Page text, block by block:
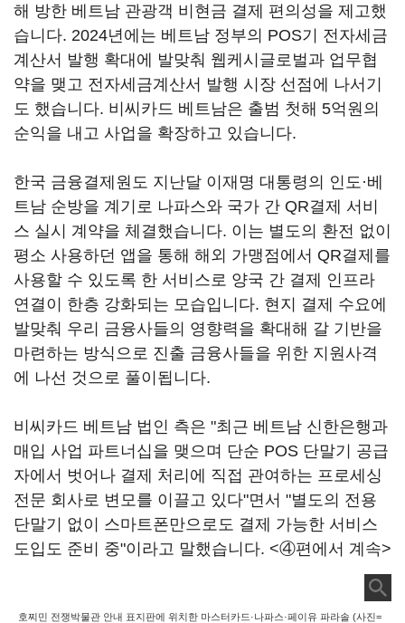
해 방한 베트남 관광객 비현금 결제 편의성을 제고했
습니다. 2024년에는 베트남 정부의 POS기 전자세금
계산서 발행 확대에 발맞춰 웹케시글로벌과 업무협
약을 맺고 전자세금계산서 발행 시장 선점에 나서기
도 했습니다. 비씨카드 베트남은 출범 첫해 5억원의
순익을 내고 사업을 확장하고 있습니다.
한국 금융결제원도 지난달 이재명 대통령의 인도·베
트남 순방을 계기로 나파스와 국가 간 QR결제 서비
스 실시 계약을 체결했습니다. 이는 별도의 환전 없이
평소 사용하던 앱을 통해 해외 가맹점에서 QR결제를
사용할 수 있도록 한 서비스로 양국 간 결제 인프라
연결이 한층 강화되는 모습입니다. 현지 결제 수요에
발맞춰 우리 금융사들의 영향력을 확대해 갈 기반을
마련하는 방식으로 진출 금융사들을 위한 지원사격
에 나선 것으로 풀이됩니다.
비씨카드 베트남 법인 측은 "최근 베트남 신한은행과
매입 사업 파트너십을 맺으며 단순 POS 단말기 공급
자에서 벗어나 결제 처리에 직접 관여하는 프로세싱
전문 회사로 변모를 이끌고 있다"면서 "별도의 전용
단말기 없이 스마트폰만으로도 결제 가능한 서비스
도입도 준비 중"이라고 말했습니다. <④편에서 계속>
호찌민 전쟁박물관 안내 표지판에 위치한 마스터카드·나파스·페이유 파라솔 (사진=